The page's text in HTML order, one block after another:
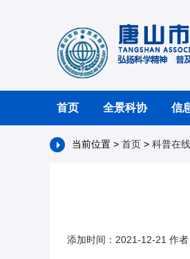
首页 全景科协 信
当前位置 > 首页 > 科普在线
添加时间：2021-12-21 作